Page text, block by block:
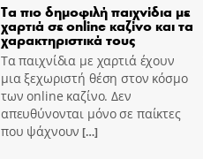
Τα πιο δημοφιλή παιχνίδια με
χαρτιά σε online καζίνο και τα
χαρακτηριστικά τους
Τα παιχνίδια με χαρτιά έχουν
μια ξεχωριστή θέση στον κόσμο
των online καζίνο. Δεν
απευθύνονται μόνο σε παίκτες
που ψάχνουν […]